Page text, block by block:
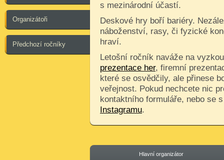
Organizátoři
Předchozí ročníky
s mezinárodní účastí.
Deskové hry boří bariéry.
náboženství, rasy, či fyzické
hraví.
Letošní ročník naváže na
prezentace her, firemní
které se osvědčily, ale přinese
veřejnost. Pokud nechcete nic
kontaktního formuláře, nebo se
Instagramu.
Hlavní organizátor